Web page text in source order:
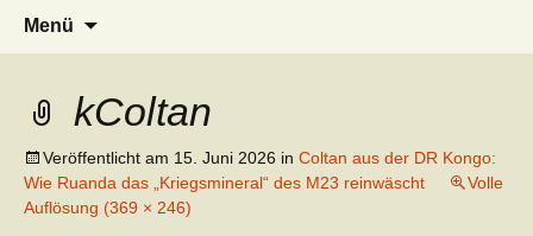
AFRICA live
Seit 1998: Aktuelles aus und mit Bezug
zu Afrika
Menü
kColtan
Veröffentlicht am 15. Juni 2026 in Coltan aus der DR Kongo:
Wie Ruanda das „Kriegsmineral“ des M23 reinwäscht
Volle
Auflösung (369 × 246)